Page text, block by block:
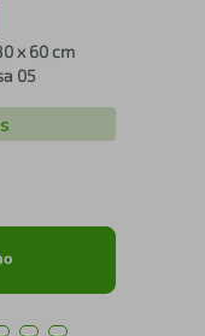
x 60 cm
05